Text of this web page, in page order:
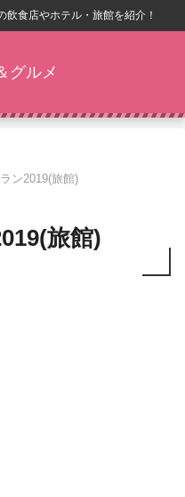
食店やホテル・旅館を紹介！
グルメ
ン2019(旅館)
旅館)